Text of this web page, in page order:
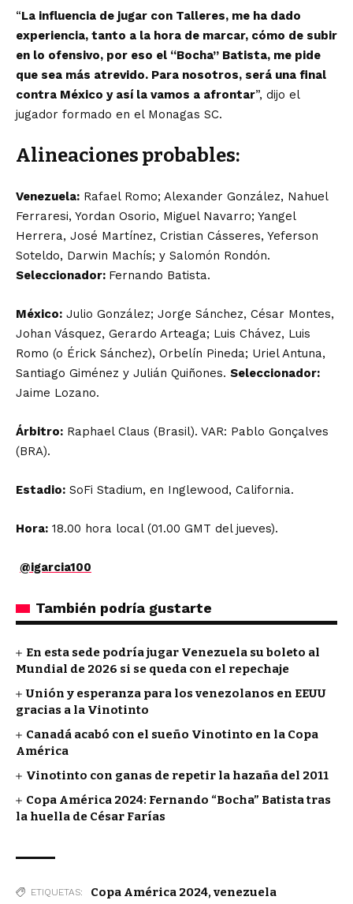
“La influencia de jugar con Talleres, me ha dado
experiencia, tanto a la hora de marcar, cómo de subir
en lo ofensivo, por eso el “Bocha” Batista, me pide
que sea más atrevido. Para nosotros, será una final
contra México y así la vamos a afrontar”, dijo el
jugador formado en el Monagas SC.
Alineaciones probables:
Venezuela: Rafael Romo; Alexander González, Nahuel
Ferraresi, Yordan Osorio, Miguel Navarro; Yangel
Herrera, José Martínez, Cristian Cásseres, Yeferson
Soteldo, Darwin Machís; y Salomón Rondón.
Seleccionador: Fernando Batista.
México: Julio González; Jorge Sánchez, César Montes,
Johan Vásquez, Gerardo Arteaga; Luis Chávez, Luis
Romo (o Érick Sánchez), Orbelín Pineda; Uriel Antuna,
Santiago Giménez y Julián Quiñones. Seleccionador:
Jaime Lozano.
Árbitro: Raphael Claus (Brasil). VAR: Pablo Gonçalves
(BRA).
Estadio: SoFi Stadium, en Inglewood, California.
Hora: 18.00 hora local (01.00 GMT del jueves).
@igarcia100
También podría gustarte
En esta sede podría jugar Venezuela su boleto al
Mundial de 2026 si se queda con el repechaje
Unión y esperanza para los venezolanos en EEUU
gracias a la Vinotinto
Canadá acabó con el sueño Vinotinto en la Copa
América
Vinotinto con ganas de repetir la hazaña del 2011
Copa América 2024: Fernando “Bocha” Batista tras
la huella de César Farías
ETIQUETAS: Copa América 2024,venezuela